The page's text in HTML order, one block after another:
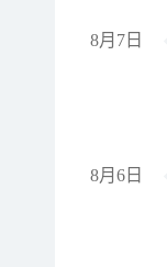
8月7日
8月6日